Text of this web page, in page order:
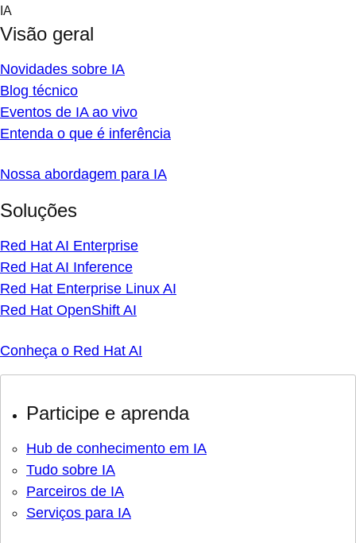
Skip
content
IA
Visão geral
Novidades sobre IA
Blog técnico
Eventos de IA ao vivo
Entenda o que é inferência
Nossa abordagem para IA
Soluções
Red Hat AI Enterprise
Red Hat AI Inference
Red Hat Enterprise Linux AI
Red Hat OpenShift AI
Conheça o Red Hat AI
Participe e aprenda
Hub de conhecimento em IA
Tudo sobre IA
Parceiros de IA
Serviços para IA